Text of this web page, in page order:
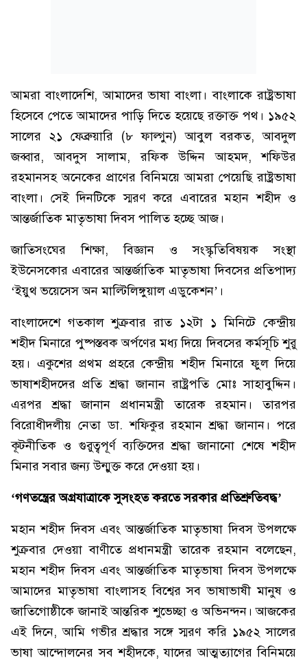
আমরা বাংলাদেশি, আমাদের ভাষা বাংলা। বাংলাকে রাষ্ট্রভাষা
হিসেবে পেতে আমাদের পাড়ি দিতে হয়েছে রক্তাক্ত পথ। ১৯৫২
সালের ২১ ফেব্রুয়ারি (৮ ফাল্গুন) আবুল বরকত, আবদুল
জব্বার, আবদুস সালাম, রফিক উদ্দিন আহমদ, শফিউর
রহমানসহ অনেকের প্রাণের বিনিময়ে আমরা পেয়েছি রাষ্ট্রভাষা
বাংলা। সেই দিনটিকে স্মরণ করে এবারের মহান শহীদ ও
আন্তর্জাতিক মাতৃভাষা দিবস পালিত হচ্ছে আজ।
জাতিসংঘের শিক্ষা, বিজ্ঞান ও সংস্কৃতিবিষয়ক সংস্থা
ইউনেসকোর এবারের আন্তর্জাতিক মাতৃভাষা দিবসের প্রতিপাদ্য
‘ইয়ুথ ভয়েসেস অন মাল্টিলিঙ্গুয়াল এডুকেশন’।
বাংলাদেশে গতকাল শুক্রবার রাত ১২টা ১ মিনিটে কেন্দ্রীয়
শহীদ মিনারে পুষ্পস্তবক অর্পণের মধ্য দিয়ে দিবসের কর্মসূচি শুরু
হয়। একুশের প্রথম প্রহরে কেন্দ্রীয় শহীদ মিনারে ফুল দিয়ে
ভাষাশহীদদের প্রতি শ্রদ্ধা জানান রাষ্ট্রপতি মোঃ সাহাবুদ্দিন।
এরপর শ্রদ্ধা জানান প্রধানমন্ত্রী তারেক রহমান। তারপর
বিরোধীদলীয় নেতা ডা. শফিকুর রহমান শ্রদ্ধা জানান। পরে
কূটনীতিক ও গুরুত্বপূর্ণ ব্যক্তিদের শ্রদ্ধা জানানো শেষে শহীদ
মিনার সবার জন্য উন্মুক্ত করে দেওয়া হয়।
‘গণতন্ত্রের অগ্রযাত্রাকে সুসংহত করতে সরকার প্রতিশ্রুতিবদ্ধ’
মহান শহীদ দিবস এবং আন্তর্জাতিক মাতৃভাষা দিবস উপলক্ষে
শুক্রবার দেওয়া বাণীতে প্রধানমন্ত্রী তারেক রহমান বলেছেন,
মহান শহীদ দিবস এবং আন্তর্জাতিক মাতৃভাষা দিবস উপলক্ষে
আমাদের মাতৃভাষা বাংলাসহ বিশ্বের সব ভাষাভাষী মানুষ ও
জাতিগোষ্ঠীকে জানাই আন্তরিক শুভেচ্ছা ও অভিনন্দন। আজকের
এই দিনে, আমি গভীর শ্রদ্ধার সঙ্গে স্মরণ করি ১৯৫২ সালের
ভাষা আন্দোলনের সব শহীদকে, যাদের আত্মত্যাগের বিনিময়ে